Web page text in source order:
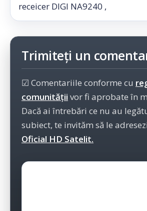
receicer DIGI NA9240 ,
Trimiteți un
☑ Comentariile conforme cu
comunității vor fi aprobate în
Dacă ai întrebări ce nu au
subiect, te invităm să le
Oficial HD Satelit.